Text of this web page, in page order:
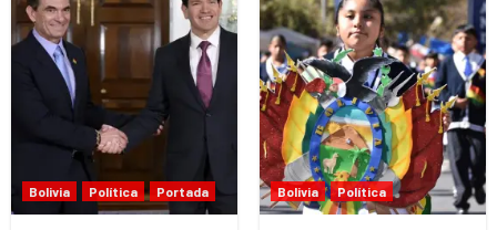
Bolivia Política Portada Bolivia Política